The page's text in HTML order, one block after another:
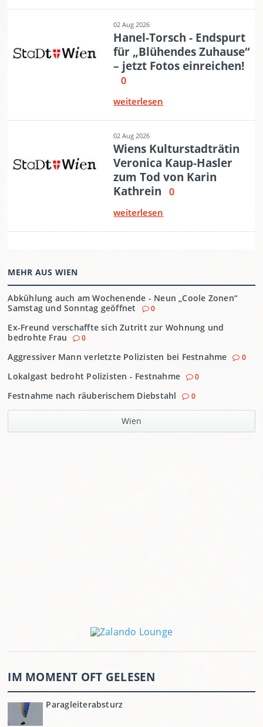
MEHR AUS WIEN
Abkühlung auch am Wochenende - Neun „Coole Zonen“
Samstag und Sonntag geöffnet
0
Ex-Freund verschaffte sich Zutritt zur Wohnung und
bedrohte Frau
0
Aggressiver Mann verletzte Polizisten bei Festnahme 0
Lokalgast bedroht Polizisten - Festnahme 0
Festnahme nach räuberischem Diebstahl 0
Wien
IM MOMENT OFT GELESEN
Paragleiterabsturz